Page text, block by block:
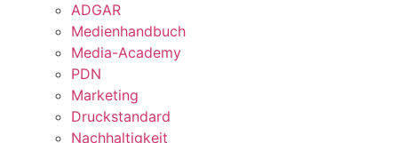
ADGAR
Medienhandbuch
Media-Academy
PDN
Marketing
Druckstandard
Nachhaltigkeit